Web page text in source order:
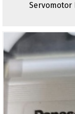
Servomotor